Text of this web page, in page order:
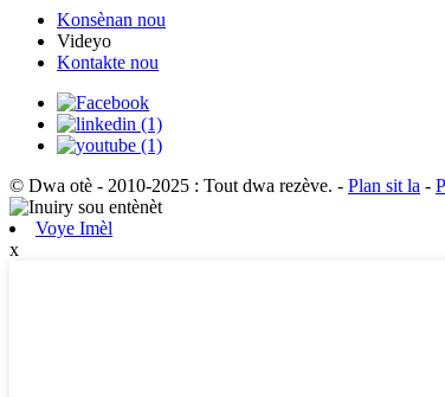
Konsènan nou
Videyo
Kontakte nou
© Dwa otè - 2010-2025 : Tout dwa rezève. - Plan sit la -
Voye Imèl
x